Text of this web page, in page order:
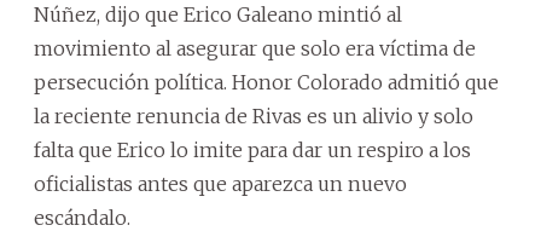
Núñez, dijo que Erico Galeano mintió al
movimiento al asegurar que solo era víctima de
persecución política. Honor Colorado admitió que
la reciente renuncia de Rivas es un alivio y solo
falta que Erico lo imite para dar un respiro a los
oficialistas antes que aparezca un nuevo
escándalo.